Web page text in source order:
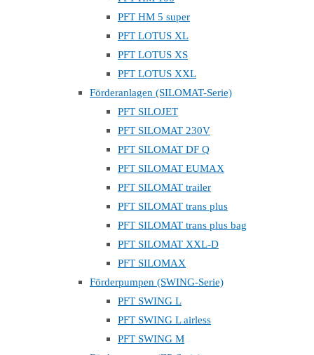
PFT HM 5 super
PFT LOTUS XL
PFT LOTUS XS
PFT LOTUS XXL
Förderanlagen (SILOMAT-Serie)
PFT SILOJET
PFT SILOMAT 230V
PFT SILOMAT DF Q
PFT SILOMAT EUMAX
PFT SILOMAT trailer
PFT SILOMAT trans plus
PFT SILOMAT trans plus bag
PFT SILOMAT XXL-D
PFT SILOMAX
Förderpumpen (SWING-Serie)
PFT SWING L
PFT SWING L airless
PFT SWING M